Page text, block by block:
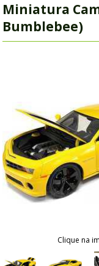
Miniatura
Bumblebee)
Clique na